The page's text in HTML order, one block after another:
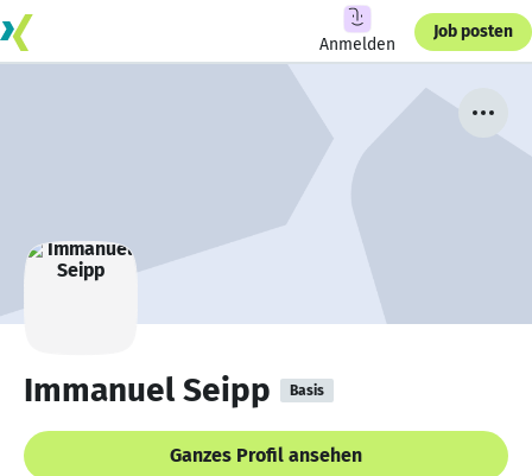
Anmelden
Job posten
Immanuel Seipp Basis
Ganzes Profil ansehen